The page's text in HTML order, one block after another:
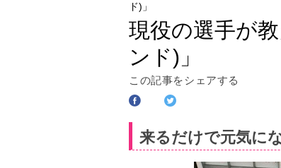
ド)」
現役の選手が
ンド)」
この記事をシェアする
来るだけで元気に